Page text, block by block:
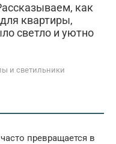
как
квартиры,
светло и уютно
и светильники
превращается в